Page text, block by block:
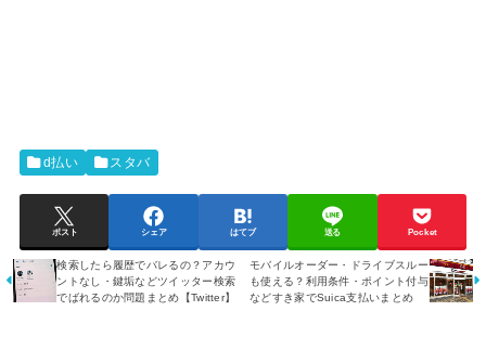
d払い スタバ
ポスト シェア はてブ 送る Pocket
検索したら履歴でバレるの？アカウ
ントなし・鍵垢などツイッター検索
でばれるのか問題まとめ【Twitter】
モバイルオーダー・ドライブスルー
も使える？利用条件・ポイント付与
などすき家でSuica支払いまとめ